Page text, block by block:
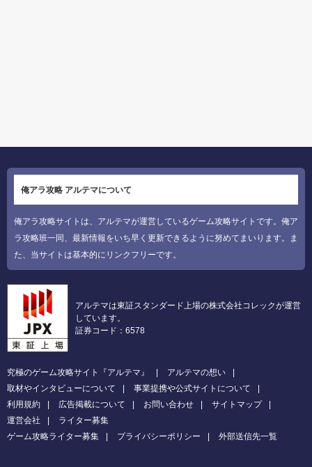
俺アラ攻略 アルテマについて
俺アラ攻略サイトは、アルテマが運営しているゲーム攻略サイトです。俺ア
ラ攻略班一同、最新情報をいち早く更新できるように努めてまいります。ま
た、当サイトは基本的にリンクフリーです。
アルテマは東証スタンダード上場の株式会社コレックが運営
しています。
証券コード：6578
究極のゲーム攻略サイト『アルテマ』
アルテマの想い
取材やインタビューについて
事業提携や公式サイトについて
利用規約
広告掲載について お問い合わせ
サイトマップ
運営会社
ライター募集
ゲーム攻略ライター募集
プライバシーポリシー 外部送信先一覧